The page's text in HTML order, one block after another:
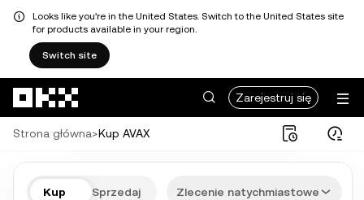
Looks like you're in the United States. Switch to the United States site
for products available in your region.
Switch site
Zarejestruj się
Strona główna>Kup AVAX
Kup Sprzedaj Zlecenie natychmiastowe